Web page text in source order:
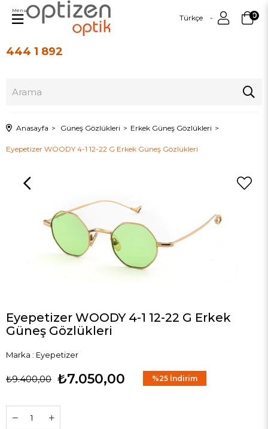
444 1 892
Türkçe 0
Menu
Anasayfa Güneş Gözlükleri Erkek Güneş Gözlükleri
Eyepetizer WOODY 4-1 12-22 G Erkek Güneş Gözlükleri
Eyepetizer WOODY 4-1 12-22 G Erkek
Güneş Gözlükleri
Marka : Eyepetizer
₺9.400,00 ₺7.050,00 %25 İndirim